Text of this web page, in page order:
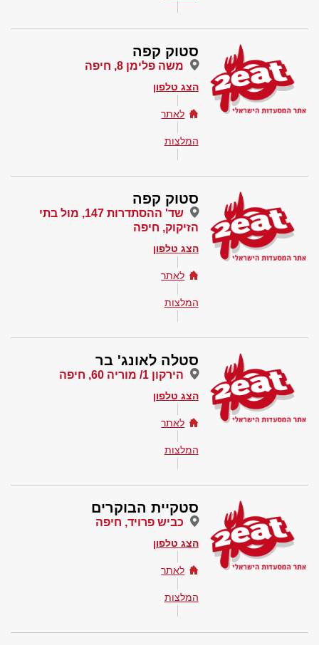
סטוק קפה
משה פלימן 8, חיפה
הצג טלפון
לאתר
המלצות
סטוק קפה
שד' ההסתדרות 147, מול בתי
הזיקוק, חיפה
הצג טלפון
לאתר
המלצות
סטלה לאונג' בר
הירקון 1/ מוריה 60, חיפה
הצג טלפון
לאתר
המלצות
סטקיית הבוקרים
כביש פרויד, חיפה
הצג טלפון
לאתר
המלצות